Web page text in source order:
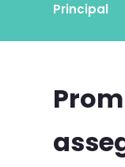
Principal